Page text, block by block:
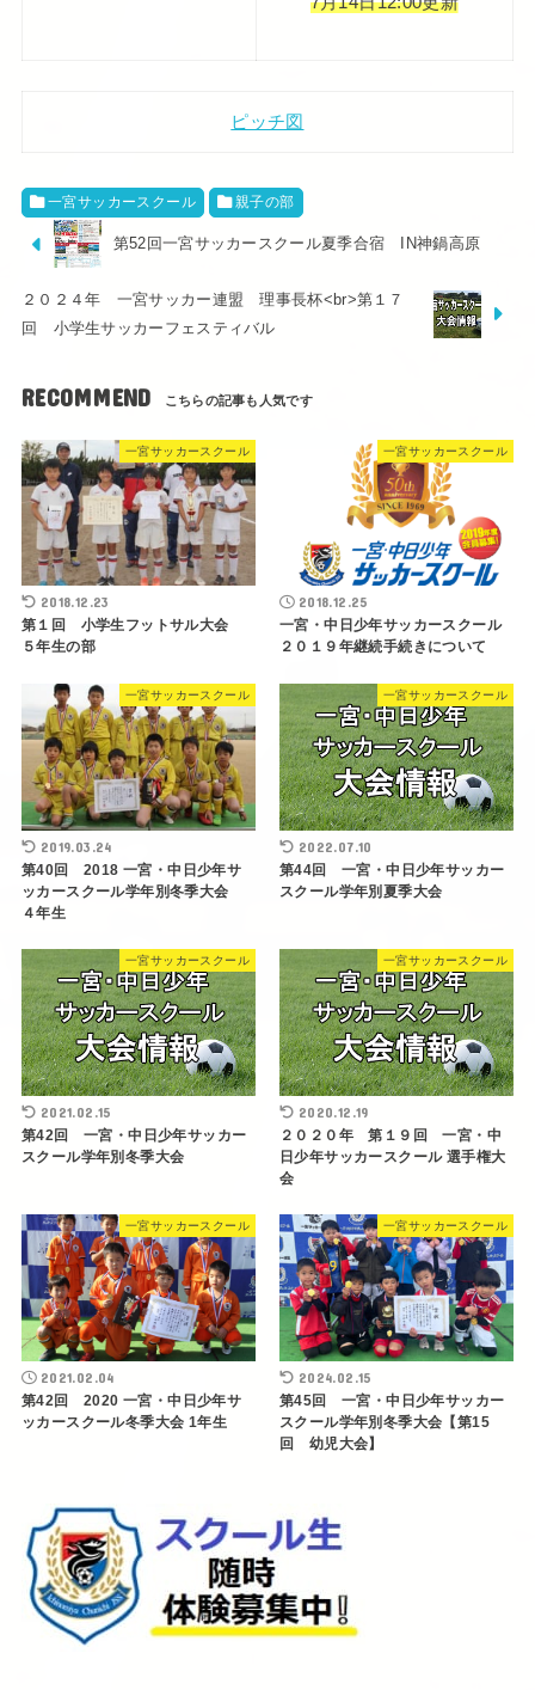
ピッチ図
一宮サッカースクール 親子の部
第52回一宮サッカースクール夏季合宿 IN神鍋高原
２０２４年 一宮サッカー連盟 理事長杯<br>第１７
回 小学生サッカーフェスティバル
RECOMMEND
一宮サッカースクール
2018.12.23
第１回 小学生フットサル大会
５年生の部
一宮サッカースクール
2018.12.25
一宮・中日少年サッカースクール
２０１９年継続手続きについて
一宮サッカースクール
2019.03.24
第40回 2018 一宮・中日少年サ
ッカースクール学年別冬季大会
４年生
一宮サッカースクール
2022.07.10
第44回 一宮・中日少年サッカー
スクール学年別夏季大会
一宮サッカースクール
2021.02.15
第42回 一宮・中日少年サッカー
スクール学年別冬季大会
一宮サッカースクール
2020.12.19
２０２０年 第１９回 一宮・中
日少年サッカースクール 選手権大
会
一宮サッカースクール
2021.02.04
第42回 2020 一宮・中日少年サ
ッカースクール冬季大会 1年生
一宮サッカースクール
2024.02.15
第45回 一宮・中日少年サッカー
スクール学年別冬季大会【第15
回 幼児大会】